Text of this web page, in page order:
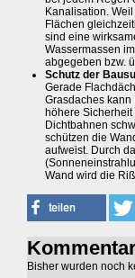
Kanalisation.
Flächen
sind eine
Wassermassen
abgegeben bzw.
Schutz der
Gerade
Grasdaches kann
höhere
Dichtbahnen
schützen die
aufweist. Durch
Wand wird die
Bisher wurden noch